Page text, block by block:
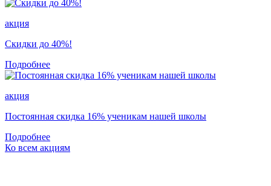
акция
Скидки до 40%!
Подробнее
акция
Постоянная скидка 16% ученикам нашей школы
Подробнее
Ко всем акциям